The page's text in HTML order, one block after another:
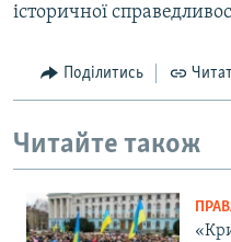
історичної
Поділитись
Читайте також